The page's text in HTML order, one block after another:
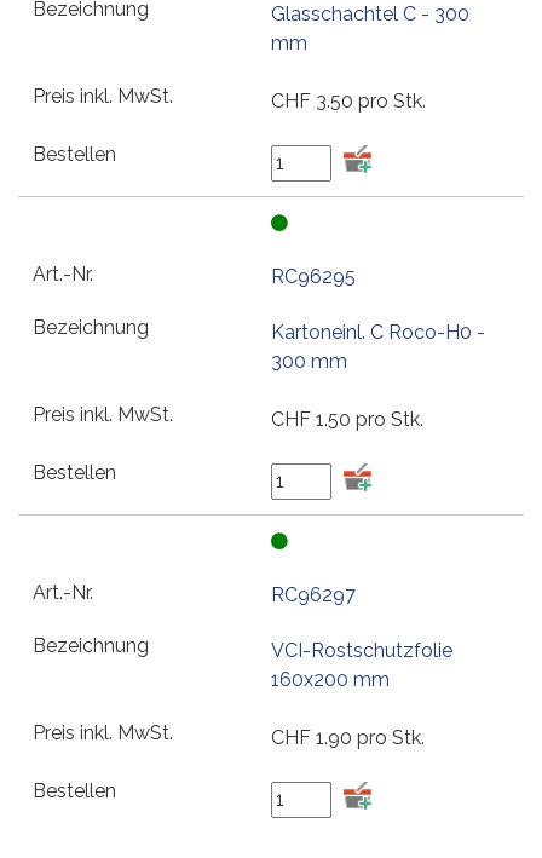
Glasschachtel C - 300
mm
CHF 3.50 pro Stk.
RC96295
Kartoneinl. C Roco-H0 -
300 mm
CHF 1.50 pro Stk.
RC96297
VCI-Rostschutzfolie
160x200 mm
CHF 1.90 pro Stk.